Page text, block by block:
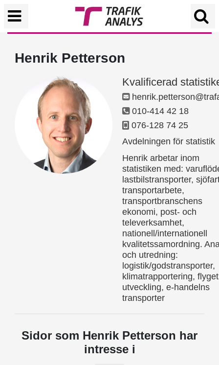
Henrik Petterson
Kvalificerad
010-414 42 18
076-128 74 25
Avdelningen för statistik
Henrik arbetar inom
statistiken med:
lastbilstransporter,
transportarbete,
transportbranschens
ekonomi, post- och
televerksamhet,
nationell/internationell
kvalitetssamordning.
och utredning:
logistik/godstransporter,
klimatrapportering,
utveckling, e-handelns
transporter
Sidor som Henrik Petterson har
intresse i